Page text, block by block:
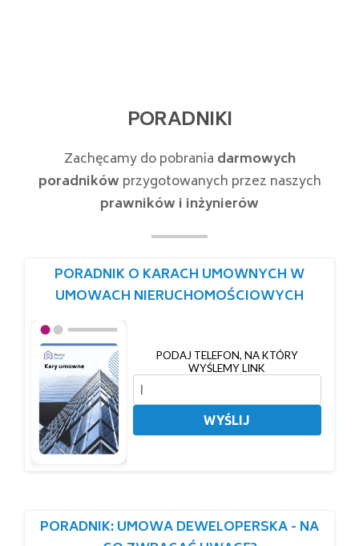
PORADNIKI
Zachęcamy do pobrania darmowych
poradników przygotowanych przez naszych
prawników i inżynierów
PORADNIK O KARACH UMOWNYCH W
UMOWACH NIERUCHOMOŚCIOWYCH
PODAJ TELEFON, NA KTÓRY
WYŚLEMY LINK
WYŚLIJ
PORADNIK: UMOWA DEWELOPERSKA - NA